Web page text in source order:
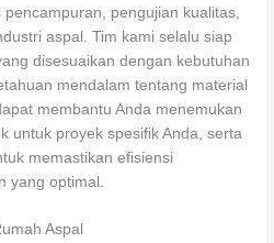
pengujian kualitas,
aspal. Tim kami selalu siap
disesuaikan dengan kebutuhan
mendalam tentang material
membantu Anda menemukan
untuk proyek spesifik Anda, serta
memastikan efisiensi
yang optimal.
Aspal